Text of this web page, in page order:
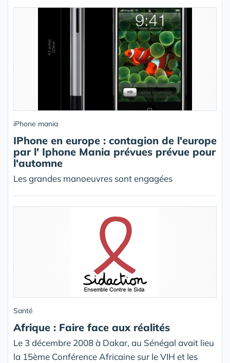
iPhone mania
IPhone en europe : contagion de l'europe
par l' Iphone Mania prévues prévue pour
l'automne
Les grandes manoeuvres sont engagées
Santé
Afrique : Faire face aux réalités
Le 3 décembre 2008 à Dakar, au Sénégal avait lieu
la 15ème Conférence Africaine sur le VIH et les